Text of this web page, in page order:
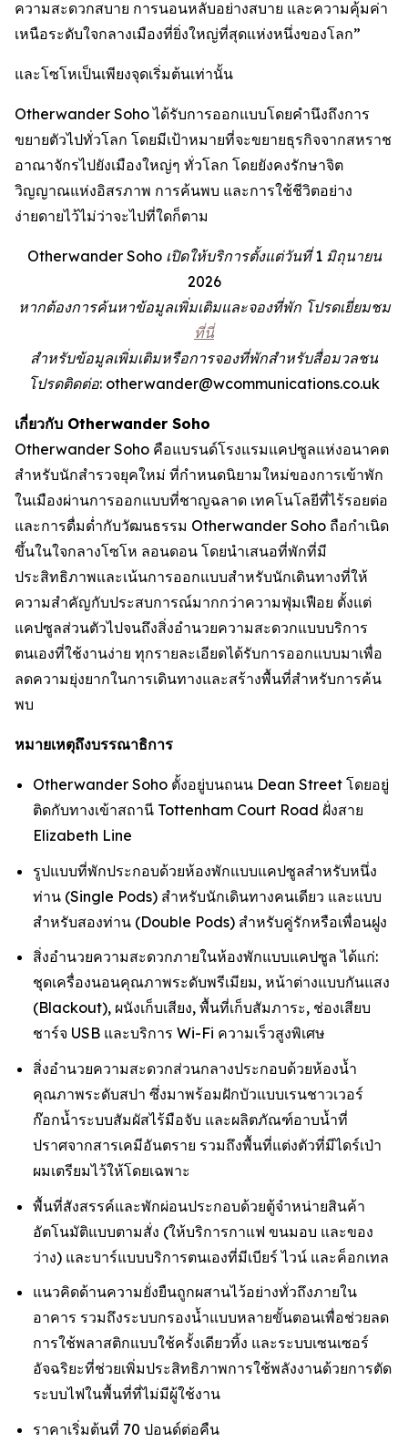
ความสะดวกสบาย การนอนหลับอย่างสบาย และความคุ้มค่า
เหนือระดับใจกลางเมืองที่ยิ่งใหญ่ที่สุดแห่งหนึ่งของโลก”
และโซโหเป็นเพียงจุดเริ่มต้นเท่านั้น
Otherwander Soho ได้รับการออกแบบโดยคำนึงถึงการ
ขยายตัวไปทั่วโลก โดยมีเป้าหมายที่จะขยายธุรกิจจากสหราช
อาณาจักรไปยังเมืองใหญ่ๆ ทั่วโลก โดยยังคงรักษาจิต
วิญญาณแห่งอิสรภาพ การค้นพบ และการใช้ชีวิตอย่าง
ง่ายดายไว้ไม่ว่าจะไปที่ใดก็ตาม
Otherwander Soho เปิดให้บริการตั้งแต่วันที่ 1 มิถุนายน
2026
หากต้องการค้นหาข้อมูลเพิ่มเติมและจองที่พัก โปรดเยี่ยมชม
ที่นี่
สำหรับข้อมูลเพิ่มเติมหรือการจองที่พักสำหรับสื่อมวลชน
โปรดติดต่อ: otherwander@wcommunications.co.uk
เกี่ยวกับ Otherwander Soho
Otherwander Soho คือแบรนด์โรงแรมแคปซูลแห่งอนาคต
สำหรับนักสำรวจยุคใหม่ ที่กำหนดนิยามใหม่ของการเข้าพัก
ในเมืองผ่านการออกแบบที่ชาญฉลาด เทคโนโลยีที่ไร้รอยต่อ
และการดื่มด่ำกับวัฒนธรรม Otherwander Soho ถือกำเนิด
ขึ้นในใจกลางโซโห ลอนดอน โดยนำเสนอที่พักที่มี
ประสิทธิภาพและเน้นการออกแบบสำหรับนักเดินทางที่ให้
ความสำคัญกับประสบการณ์มากกว่าความฟุ่มเฟือย ตั้งแต่
แคปซูลส่วนตัวไปจนถึงสิ่งอำนวยความสะดวกแบบบริการ
ตนเองที่ใช้งานง่าย ทุกรายละเอียดได้รับการออกแบบมาเพื่อ
ลดความยุ่งยากในการเดินทางและสร้างพื้นที่สำหรับการค้น
พบ
หมายเหตุถึงบรรณาธิการ
Otherwander Soho ตั้งอยู่บนถนน Dean Street โดยอยู่
ติดกับทางเข้าสถานี Tottenham Court Road ฝั่งสาย
Elizabeth Line
รูปแบบที่พักประกอบด้วยห้องพักแบบแคปซูลสำหรับหนึ่ง
ท่าน (Single Pods) สำหรับนักเดินทางคนเดียว และแบบ
สำหรับสองท่าน (Double Pods) สำหรับคู่รักหรือเพื่อนฝูง
สิ่งอำนวยความสะดวกภายในห้องพักแบบแคปซูล ได้แก่:
ชุดเครื่องนอนคุณภาพระดับพรีเมียม, หน้าต่างแบบกันแสง
(Blackout), ผนังเก็บเสียง, พื้นที่เก็บสัมภาระ, ช่องเสียบ
ชาร์จ USB และบริการ Wi-Fi ความเร็วสูงพิเศษ
สิ่งอำนวยความสะดวกส่วนกลางประกอบด้วยห้องน้ำ
คุณภาพระดับสปา ซึ่งมาพร้อมฝักบัวแบบเรนชาวเวอร์
ก๊อกน้ำระบบสัมผัสไร้มือจับ และผลิตภัณฑ์อาบน้ำที่
ปราศจากสารเคมีอันตราย รวมถึงพื้นที่แต่งตัวที่มีไดร์เป่า
ผมเตรียมไว้ให้โดยเฉพาะ
พื้นที่สังสรรค์และพักผ่อนประกอบด้วยตู้จำหน่ายสินค้า
อัตโนมัติแบบตามสั่ง (ให้บริการกาแฟ ขนมอบ และของ
ว่าง) และบาร์แบบบริการตนเองที่มีเบียร์ ไวน์ และค็อกเทล
แนวคิดด้านความยั่งยืนถูกผสานไว้อย่างทั่วถึงภายใน
อาคาร รวมถึงระบบกรองน้ำแบบหลายขั้นตอนเพื่อช่วยลด
การใช้พลาสติกแบบใช้ครั้งเดียวทิ้ง และระบบเซนเซอร์
อัจฉริยะที่ช่วยเพิ่มประสิทธิภาพการใช้พลังงานด้วยการตัด
ระบบไฟในพื้นที่ที่ไม่มีผู้ใช้งาน
ราคาเริ่มต้นที่ 70 ปอนด์ต่อคืน